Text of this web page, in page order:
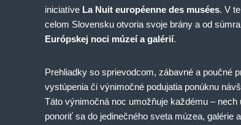
iniciatíve La Nuit européenne des musées. V
celom Slovensku otvoria svoje brány a od
Európskej noci múzeí a galérií.
Prehliadky so sprievodcom, zábavné a poučné
vystúpenia či výnimočné podujatia ponúknu
Táto výnimočná noc umožňuje každému –
ponoriť sa do jedinečného sveta múzea, galérie